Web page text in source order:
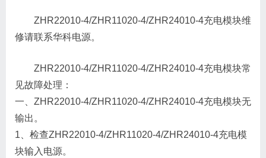
ZHR22010-4/ZHR11020-4/ZHR24010-4充电模块维
修请联系华科电源。
ZHR22010-4/ZHR11020-4/ZHR24010-4充电模块常
见故障处理：
一、ZHR22010-4/ZHR11020-4/ZHR24010-4充电模块无
输出。
1、检查ZHR22010-4/ZHR11020-4/ZHR24010-4充电模
块输入电源。